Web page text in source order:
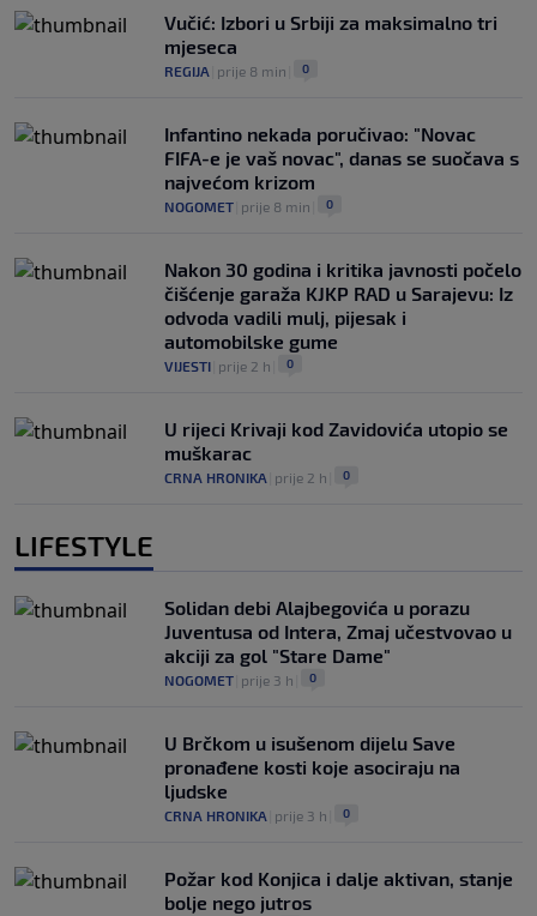
Vučić: Izbori u Srbiji za maksimalno tri
mjeseca
REGIJA prije 8 min 0
Infantino nekada poručivao: "Novac
FIFA-e je vaš novac", danas se suočava s
najvećom krizom
NOGOMET prije 8 min 0
Nakon 30 godina i kritika javnosti počelo
čišćenje garaža KJKP RAD u Sarajevu: Iz
odvoda vadili mulj, pijesak i
automobilske gume
VIJESTI prije 2 h 0
U rijeci Krivaji kod Zavidovića utopio se
muškarac
CRNA HRONIKA prije 2 h 0
LIFESTYLE
Solidan debi Alajbegovića u porazu
Juventusa od Intera, Zmaj učestvovao u
akciji za gol "Stare Dame"
NOGOMET prije 3 h 0
U Brčkom u isušenom dijelu Save
pronađene kosti koje asociraju na
ljudske
CRNA HRONIKA prije 3 h 0
Požar kod Konjica i dalje aktivan, stanje
bolje nego jutros